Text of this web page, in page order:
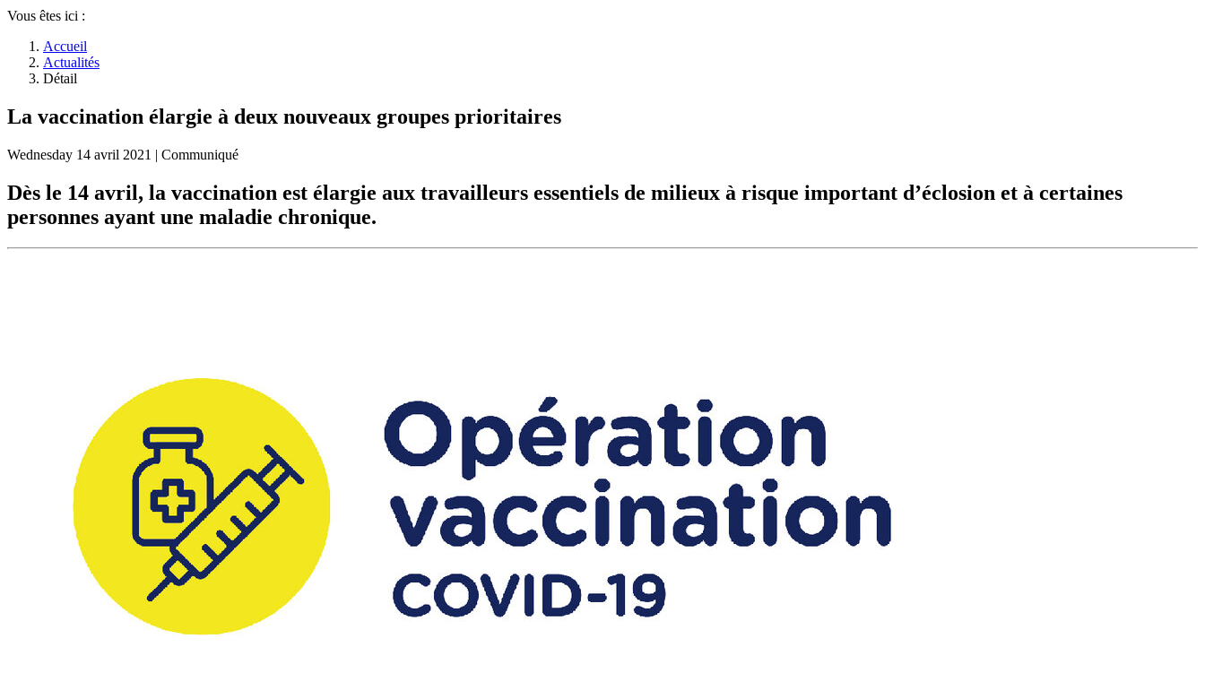
Vous êtes ici :
Accueil
Actualités
Détail
La vaccination élargie à deux nouveaux groupes prioritaires
Wednesday 14 avril 2021 | Communiqué
Dès le 14 avril, la vaccination est élargie aux travailleurs essentiels de milieux à risque important d’éclosion et à certaines
personnes ayant une maladie chronique.